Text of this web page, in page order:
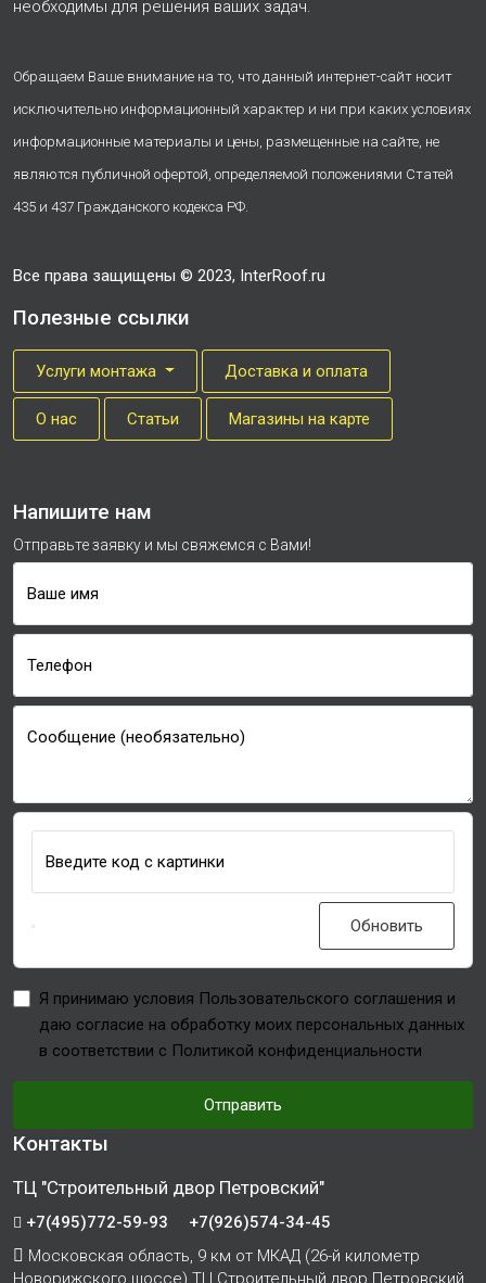
необходимы для решения ваших задач.
Обращаем Ваше внимание на то, что данный интернет-сайт носит
исключительно информационный характер и ни при каких условиях
информационные материалы и цены, размещенные на сайте, не
являются публичной офертой, определяемой положениями Статей
435 и 437 Гражданского кодекса РФ.
Все права защищены © 2023, InterRoof.ru
Полезные ссылки
Услуги монтажа Доставка и оплата
О нас Cтатьи Магазины на карте
Напишите нам
Отправьте заявку и мы свяжемся с Вами!
Ваше имя
Телефон
Сообщение (необязательно)
Введите код с картинки
Обновить
Я принимаю условия Пользовательского соглашения и
даю согласие на обработку моих персональных данных
в соответствии с Политикой конфиденциальности
Отправить
Контакты
ТЦ "Строительный двор Петровский"
+7(495)772-59-93
+7(926)574-34-45
Московская область, 9 км от МКАД (26-й километр
Новорижского шоссе) ТЦ Строительный двор Петровский,